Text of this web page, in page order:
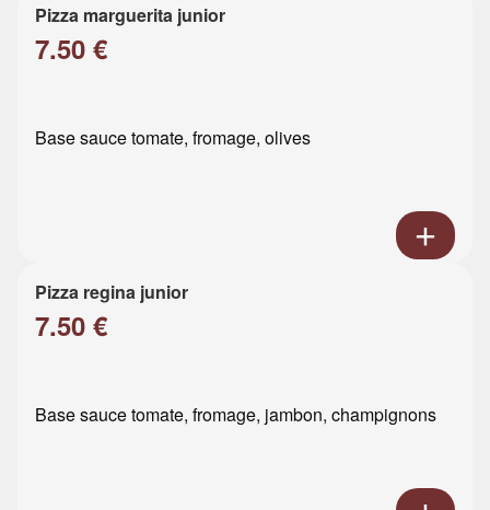
Pizza marguerita junior
7.50 €
Base sauce tomate, fromage, olives
Pizza regina junior
7.50 €
Base sauce tomate, fromage, jambon, champignons